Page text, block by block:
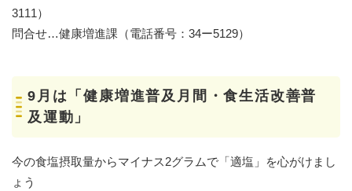
3111）
問合せ…健康増進課（電話番号：34ー5129）
9月は「健康増進普及月間・食生活改善普
及運動」
今の食塩摂取量からマイナス2グラムで「適塩」を心がけまし
ょう